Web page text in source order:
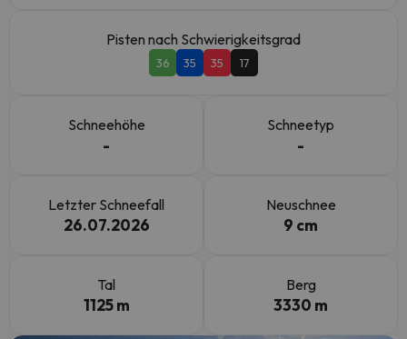
Pisten nach Schwierigkeitsgrad
36 35 35 17
Schneehöhe
-
Schneetyp
-
Letzter Schneefall
26.07.2026
Neuschnee
9 cm
Tal
1125 m
Berg
3330 m